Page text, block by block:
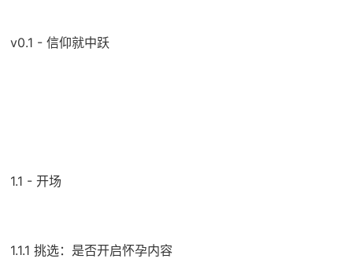
v0.1 - 信仰就中跃
1.1 - 开场
1.1.1 挑选：是否开启怀孕内容